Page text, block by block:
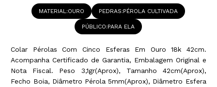
Colar Pérolas Com Cinco Esferas Em Ouro 18k 42cm.
Acompanha Certificado de Garantia, Embalagem Original e
Nota Fiscal. Peso 3,1gr(Aprox), Tamanho 42cm(Aprox),
Fecho Boia, Diâmetro Pérola 5mm(Aprox), Diâmetro Esfera
MATERIAL OURO PEDRAS PÉROLA CULTIVADA
PÚBLICO PARA ELA